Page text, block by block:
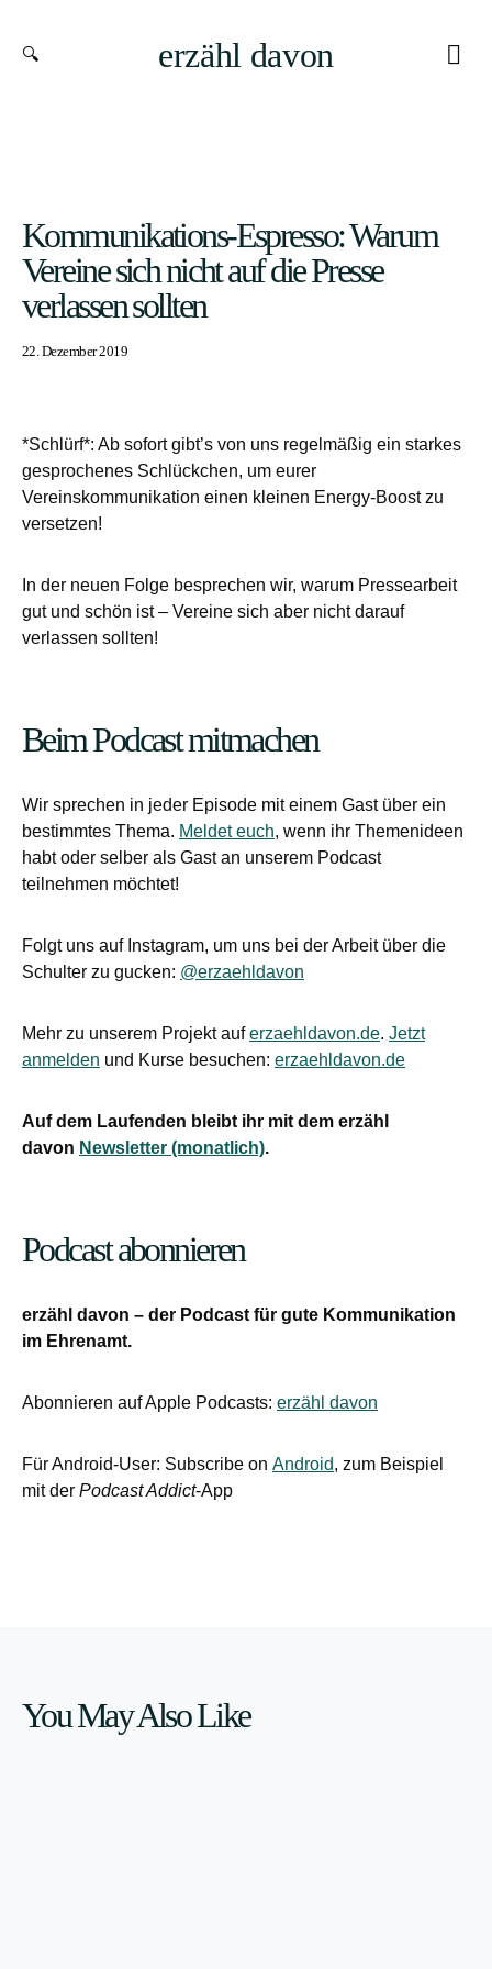
erzähl davon
Kommunikations-Espresso: Warum
Vereine sich nicht auf die Presse
verlassen sollten
22. Dezember 2019
*Schlürf*: Ab sofort gibt’s von uns regelmäßig ein starkes
gesprochenes Schlückchen, um eurer
Vereinskommunikation einen kleinen Energy-Boost zu
versetzen!
In der neuen Folge besprechen wir, warum Pressearbeit
gut und schön ist – Vereine sich aber nicht darauf
verlassen sollten!
Beim Podcast mitmachen
Wir sprechen in jeder Episode mit einem Gast über ein
bestimmtes Thema. Meldet euch, wenn ihr Themenideen
habt oder selber als Gast an unserem Podcast
teilnehmen möchtet!
Folgt uns auf Instagram, um uns bei der Arbeit über die
Schulter zu gucken: @erzaehldavon
Mehr zu unserem Projekt auferzaehldavon.de. Jetzt
anmelden und Kurse besuchen: erzaehldavon.de
Auf dem Laufenden bleibt ihr mit dem erzähl
davon Newsletter (monatlich).
Podcast abonnieren
erzähl davon – der Podcast für gute Kommunikation
im Ehrenamt.
Abonnieren auf Apple Podcasts: erzähl davon
Für Android-User: Subscribe on Android, zum Beispiel
mit der Podcast Addict-App
You May Also Like